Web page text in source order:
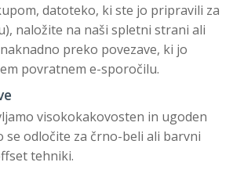
datoteko, ki ste jo pripravili za
naložite na naši spletni strani ali
preko povezave, ki jo
povratnem e-sporočilu.
visokokakovosten in ugoden
odločite za črno-beli ali barvni
tehniki.